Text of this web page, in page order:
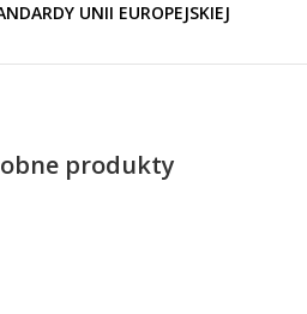
UNII EUROPEJSKIEJ
produkty